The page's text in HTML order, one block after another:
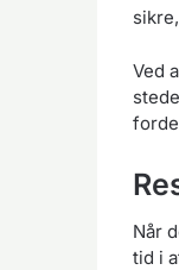
Ved
Når
tid i